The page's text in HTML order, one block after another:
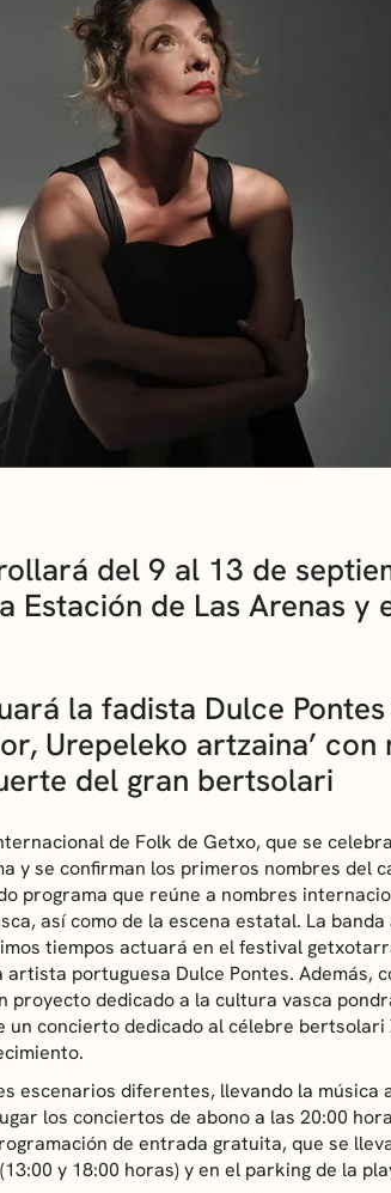
NOTICIAS
GETXO
del 9 al 13 de
Estación de Las Arenas y
la fadista Dulce
Urepeleko artzaina’
del gran bertsolari
de Folk de Getxo, que se
y se confirman los primeros nombres del
programa que reúne a nombres
así como de la escena estatal. La banda
tiempos actuará en el festival
portuguesa Dulce Pontes. Además,
proyecto dedicado a la cultura vasca
un concierto dedicado al célebre bertsolari
escenarios diferentes, llevando la música
los conciertos de abono a las 20:00
de entrada gratuita, que se
y 18:00 horas) y en el parking de la